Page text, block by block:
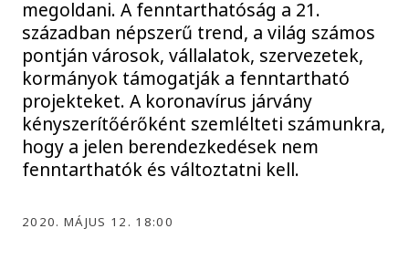
megoldani. A fenntarthatóság a 21.
században népszerű trend, a világ számos
pontján városok, vállalatok, szervezetek,
kormányok támogatják a fenntartható
projekteket. A koronavírus járvány
kényszerítőérőként szemlélteti számunkra,
hogy a jelen berendezkedések nem
fenntarthatók és változtatni kell.
2020. MÁJUS 12. 18:00